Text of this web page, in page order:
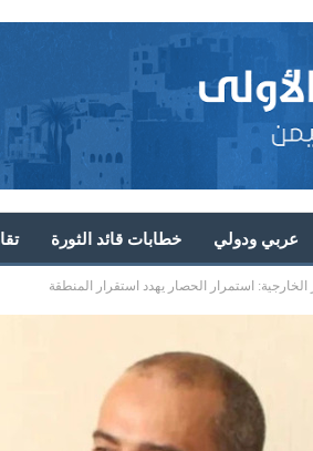
عربي ودولي خطابات قائد الثورة
الخارجية: استمرار الحصار يهدد استقرار المنطقة